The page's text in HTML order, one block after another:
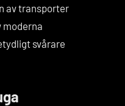
av transporter
moderna
svårare